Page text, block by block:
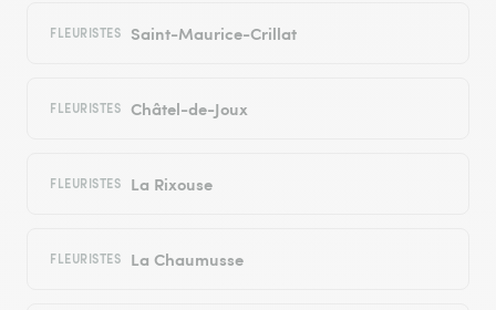
FLEURISTES Saint-Maurice-Crillat
FLEURISTES Châtel-de-Joux
FLEURISTES La Rixouse
FLEURISTES La Chaumusse